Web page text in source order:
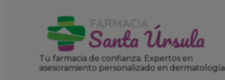
Tu farmacia de confianza. Expertos en
asesoramiento personalizado en dermatología